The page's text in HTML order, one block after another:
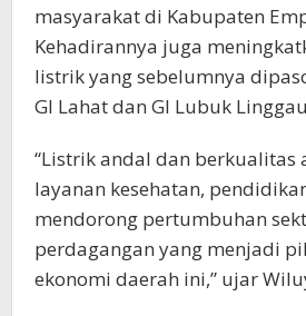
masyarakat di Kabupaten
Kehadirannya juga
listrik yang sebelumnya
GI Lahat dan GI Lubuk
“Listrik andal dan berkualitas
layanan kesehatan,
mendorong pertumbuhan
perdagangan yang menjadi
ekonomi daerah ini,” ujar